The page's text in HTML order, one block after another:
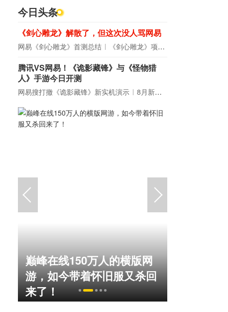
今日头条
《剑心雕龙》解散了，但这次没人骂网易
网易《剑心雕龙》首测总结 《剑心雕龙》项目宣布解散
腾讯VS网易！《诡影藏锋》与《怪物猎
人》手游今日开测
网易搜打撤《诡影藏锋》新实机演示 8月新游前瞻：《诡秘之主》领衔
巅峰在线150万人的横版网
游，如今带着怀旧服又杀回
来了！